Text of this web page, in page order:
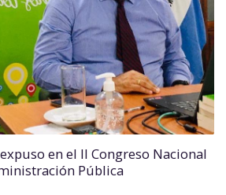
en el II Congreso Nacional
Pública